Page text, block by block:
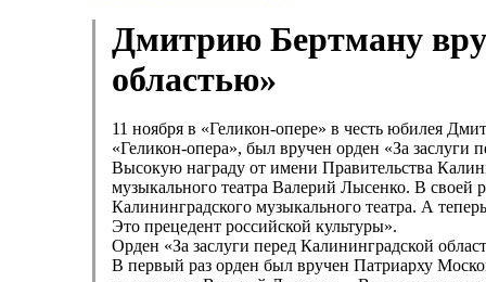
Дмитрию Бертману
областью»
11 ноября в «Геликон-опере» в честь юбилея
«Геликон-опера», был вручен орден «За заслуги
Высокую награду от имени Правительства
музыкального театра Валерий Лысенко. В
Калининградского музыкального театра. А
Это прецедент российской культуры».
Орден «За заслуги перед Калининградской
В первый раз орден был вручен Патриарху